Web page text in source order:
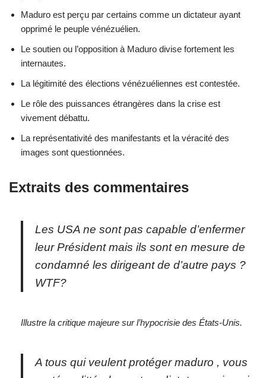
Maduro est perçu par certains comme un dictateur ayant
opprimé le peuple vénézuélien.
Le soutien ou l’opposition à Maduro divise fortement les
internautes.
La légitimité des élections vénézuéliennes est contestée.
Le rôle des puissances étrangères dans la crise est
vivement débattu.
La représentativité des manifestants et la véracité des
images sont questionnées.
Extraits des commentaires
Les USA ne sont pas capable d’enfermer
leur Président mais ils sont en mesure de
condamné les dirigeant de d’autre pays ?
WTF?
Illustre la critique majeure sur l’hypocrisie des États-Unis.
A tous qui veulent protéger maduro , vous